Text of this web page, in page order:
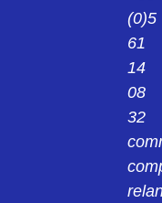
AGK20 PINCE
AGK40 PINCE
(0)5
61
14
08
32